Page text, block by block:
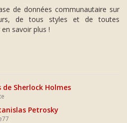
de données communautaire sur
de tous styles et de toutes
savoir plus !
Sherlock Holmes
Petrosky